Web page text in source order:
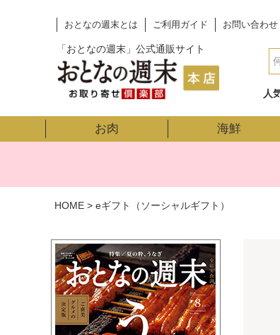
おとなの週末とは ご利用ガイド お問い合わせ
「おとなの週末」公式通販サイト
人
お肉 海鮮
HOME eギフト（ソーシャルギフト）